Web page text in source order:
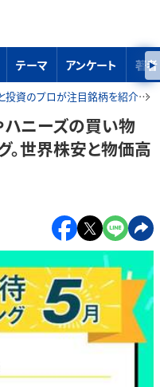
テーマ アンケート 著者
投資のプロが注目銘柄を紹介
ニーズの買い物
世界株安と物価高